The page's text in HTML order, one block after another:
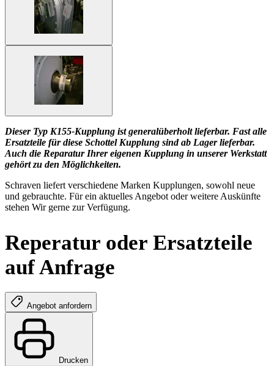
Dieser Typ K155-Kupplung ist generalüberholt lieferbar. Fast alle
Ersatzteile für diese Schottel Kupplung sind ab Lager lieferbar.
Auch die Reparatur Ihrer eigenen Kupplung in unserer Werkstatt
gehört zu den Möglichkeiten.
Schraven liefert verschiedene Marken Kupplungen, sowohl neue
und gebrauchte. Für ein aktuelles Angebot oder weitere Auskünfte
stehen Wir gerne zur Verfügung.
Reperatur oder Ersatzteile
auf Anfrage
Angebot anfordern
Drucken